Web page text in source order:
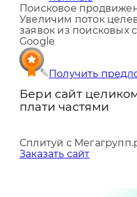
Rekmala
Поисковое
Увеличим поток
заявок из поисковых
Google
Бери сайт целиком,
Сплитуй с